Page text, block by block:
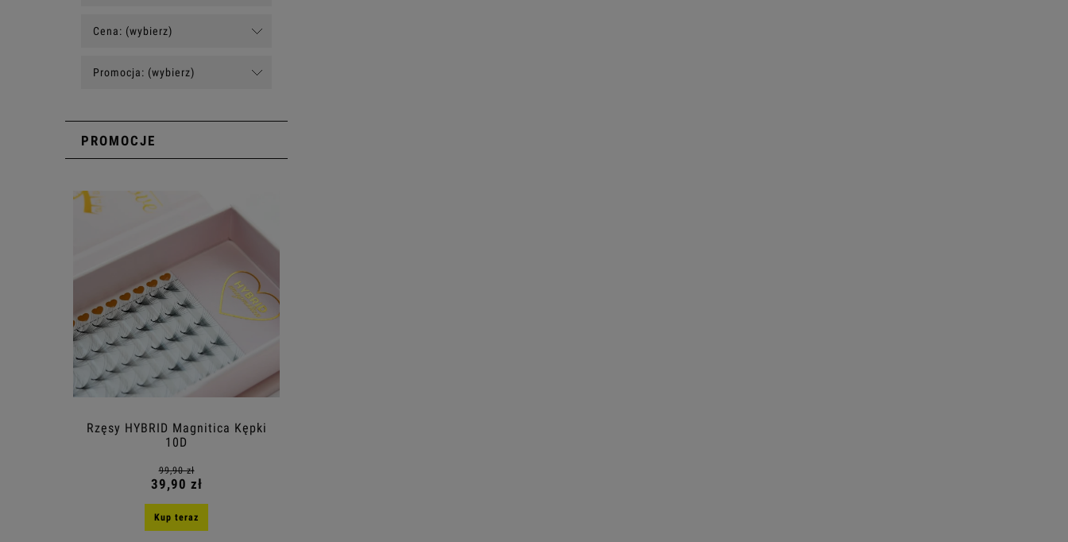
Cena: (wybierz)
Promocja: (wybierz)
PROMOCJE
Rzęsy HYBRID Magnitica Kępki
10D
99,90 zł
39,90 zł
Kup teraz